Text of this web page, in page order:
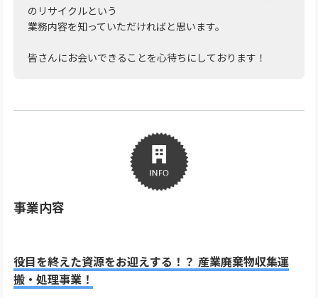
のリサイクルという
業務内容を知っていただければと思います。
皆さんにお会いできることを心待ちにしております！
事業内容
役目を終えた資源をお迎えする！？ 産業廃棄物収集運
搬・処理事業！